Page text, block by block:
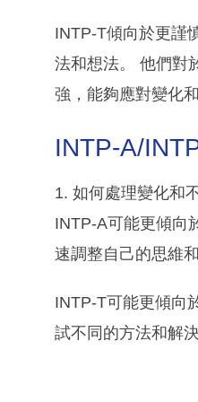
INTP-T傾向於更謹
法和想法。 他們對
強，能夠應對變化
INTP-A/
1. 如何處理變化和
INTP-A可能更傾向
速調整自己的思維
INTP-T可能更傾向
試不同的方法和解